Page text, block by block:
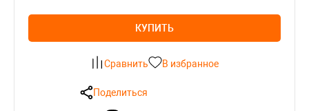
КУПИТЬ
Сравнить В избранное
Поделиться